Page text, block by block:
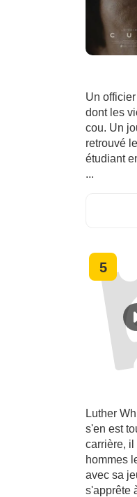
Un
dont les
cou. Un
retrouvé
étudiant
...
5
Luther
s'en est
carrière,
hommes
avec sa
s'apprête